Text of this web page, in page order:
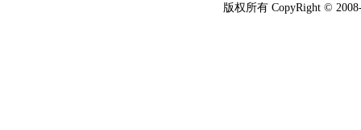
版权所有 CopyRight ©